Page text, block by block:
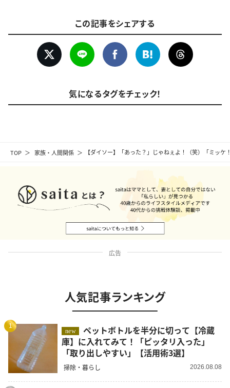
TOP 家族・人間関係 【ダイソー】「あった？」じゃねぇよ！（笑）「ミッ
この記事をシェアする
気になるタグをチェック！
広告
人気記事ランキング
1
new
ペットボトルを半分に切って【冷蔵
庫】に入れてみて！「ピッタリ入った」
「取り出しやすい」【活用術3選】
掃除・暮らし 2026.08.08